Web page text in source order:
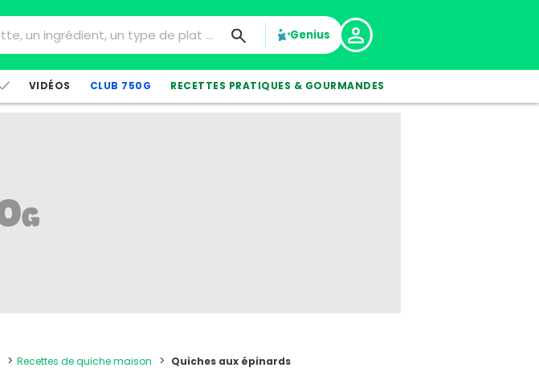
Genius
VIDÉOS CLUB 750G RECETTES PRATIQUES & GOURMANDES
Recettes de quiche maison Quiches aux épinards